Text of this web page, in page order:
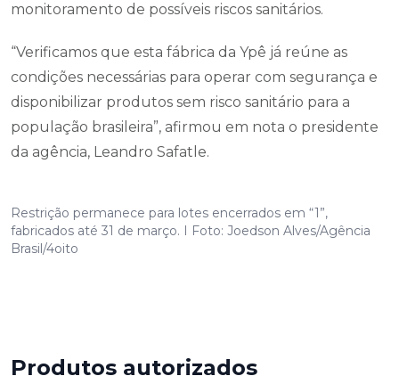
monitoramento de possíveis riscos sanitários.
“Verificamos que esta fábrica da Ypê já reúne as
condições necessárias para operar com segurança e
disponibilizar produtos sem risco sanitário para a
população brasileira”, afirmou em nota o presidente
da agência, Leandro Safatle.
Restrição permanece para lotes encerrados em “1”,
fabricados até 31 de março. I Foto: Joedson Alves/Agência
Brasil/4oito
Produtos autorizados